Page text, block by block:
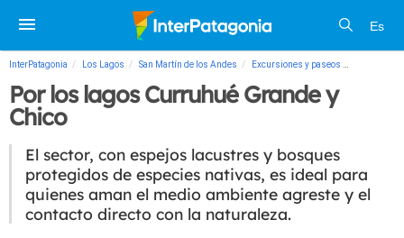
Es
InterPatagonia Los Lagos San Martín de los Andes Excursiones y paseos
Por los lagos Curruhué Grande y
Chico
El sector, con espejos lacustres y bosques
protegidos de especies nativas, es ideal para
quienes aman el medio ambiente agreste y el
contacto directo con la naturaleza.